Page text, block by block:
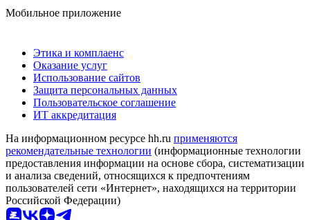
Мобильное приложение
Этика и комплаенс
Оказание услуг
Использование сайтов
Защита персональных данных
Пользовательское соглашение
ИТ аккредитация
На информационном ресурсе hh.ru применяются
рекомендательные технологии (информационные технологии
предоставления информации на основе сбора, систематизации
и анализа сведений, относящихся к предпочтениям
пользователей сети «Интернет», находящихся на территории
Российской Федерации)